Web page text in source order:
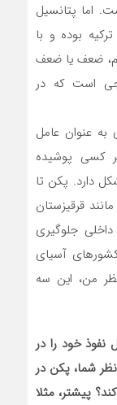
اما پتانسیل
بوده و با
ضعف یا ضعف
است که در
عنوان عامل
کسی پوشیده
دارد. پکن تا
قرقیزستان
جلوگیری
آسیای
من، این سه
خود را در
شما، پکن در
پیشتر، مثلا